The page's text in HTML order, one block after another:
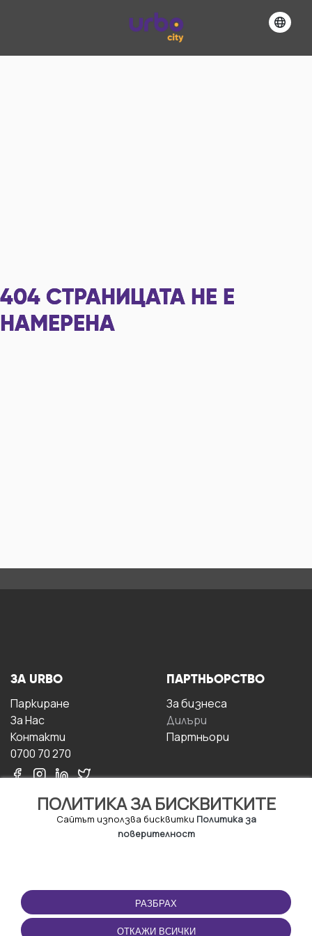
404 СТРАНИЦАТА НЕ Е
НАМЕРЕНА
ПОЛИТИКА ЗА БИСКВИТКИТЕ
Сайтът използва бисквитки Политика за
поверителност
РАЗБРАХ
ОТКАЖИ ВСИЧКИ
ЗА URBO
Паркиране
За Hас
Контакти
0700 70 270
ПАРТНЬОРСТВО
За бизнесa
Дилъри
Партньори
ПОЛЗВАНЕ
Правила и условия за
ползване
ПРИЛОЖЕНИЕТО